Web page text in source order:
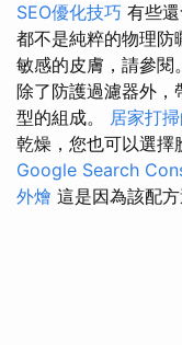
SEO優化技巧 有些
都不是純粹的物理防
敏感的皮膚，請參閱
除了防護過濾器外，
型的組成。 居家打
乾燥，您也可以選擇
Google Search
外燴 這是因為該配方